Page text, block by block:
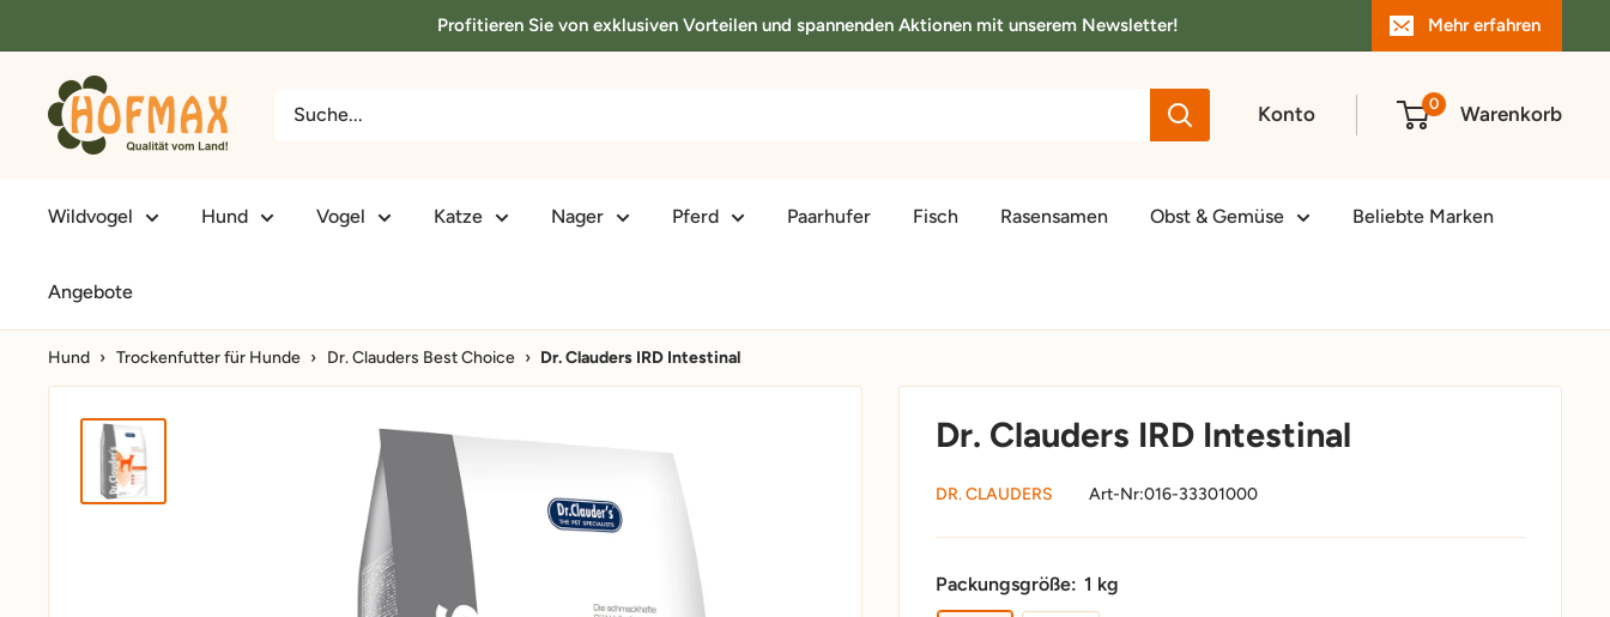
zum
Profitieren Sie von exklusiven Vorteilen und spannenden Aktionen mit unserem Newsletter! Mehr erfahren
hofmax.de
Konto 0 Warenkorb
Wildvogel Hund Vogel Katze Nager Pferd Paarhufer Fisch Rasensamen Obst & Gemüse Beliebte Marken
Angebote
Hund › Trockenfutter für Hunde › Dr. Clauders Best Choice › Dr. Clauders IRD Intestinal
Dr. Clauders IRD Intestinal
DR. CLAUDERS Art-Nr:016-33301000
Packungsgröße: 1 kg